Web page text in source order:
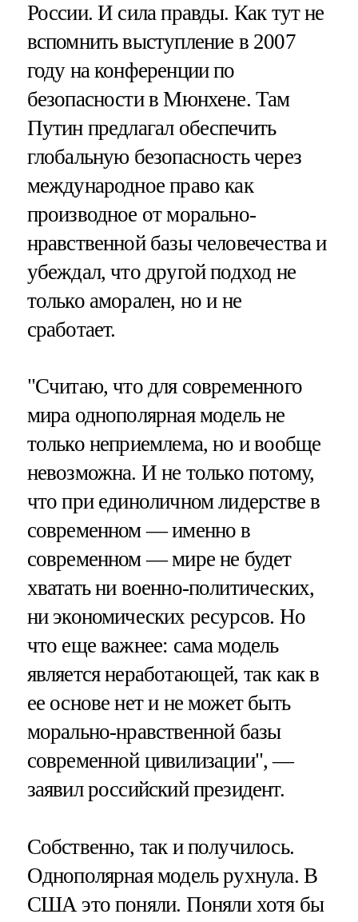
России. И сила правды. Как тут не
вспомнить выступление в 2007
году на конференции по
безопасности в Мюнхене. Там
Путин предлагал обеспечить
глобальную безопасность через
международное право как
производное от морально-
нравственной базы человечества и
убеждал, что другой подход не
только аморален, но и не
сработает.
"Считаю, что для современного
мира однополярная модель не
только неприемлема, но и вообще
невозможна. И не только потому,
что при единоличном лидерстве в
современном — именно в
современном — мире не будет
хватать ни военно-политических,
ни экономических ресурсов. Но
что еще важнее: сама модель
является неработающей, так как в
ее основе нет и не может быть
морально-нравственной базы
современной цивилизации", —
заявил российский президент.
Собственно, так и получилось.
Однополярная модель рухнула. В
США это поняли. Поняли хотя бы